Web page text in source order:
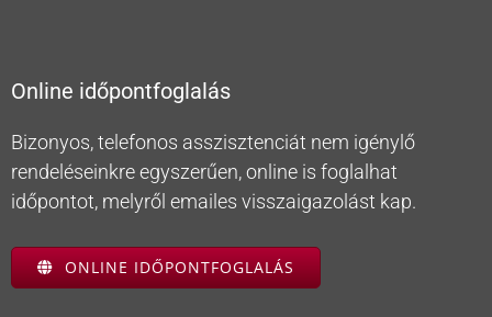
Online időpontfoglalás
Bizonyos, telefonos asszisztenciát nem igénylő
rendeléseinkre egyszerűen, online is foglalhat
időpontot, melyről emailes visszaigazolást kap.
ONLINE IDŐPONTFOGLALÁS